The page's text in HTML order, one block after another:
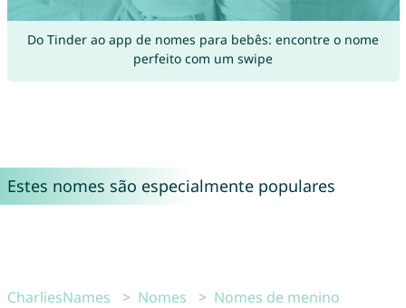
Do Tinder ao app de nomes para bebês: encontre o nome
perfeito com um swipe
Estes nomes são especialmente populares
CharliesNames Nomes
Nomes de menino